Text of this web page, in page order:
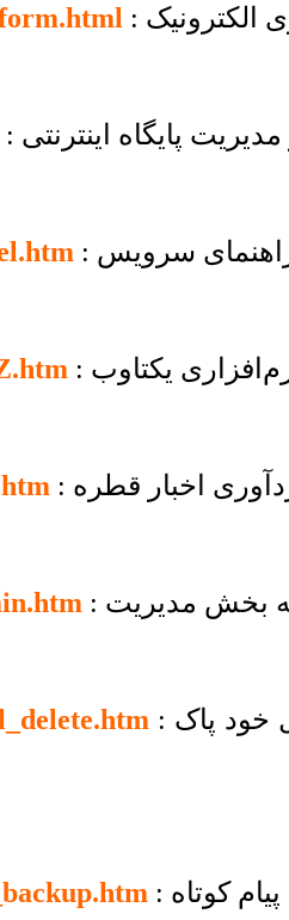
الکترونیک
پایگاه اینترنتی
یکتاوب
اخبار قطره
بخش مدیریت
: چگونه‌ همه‌ی نامه‌های الکترونیک را از وب‌میل خود پاک
کوتاه